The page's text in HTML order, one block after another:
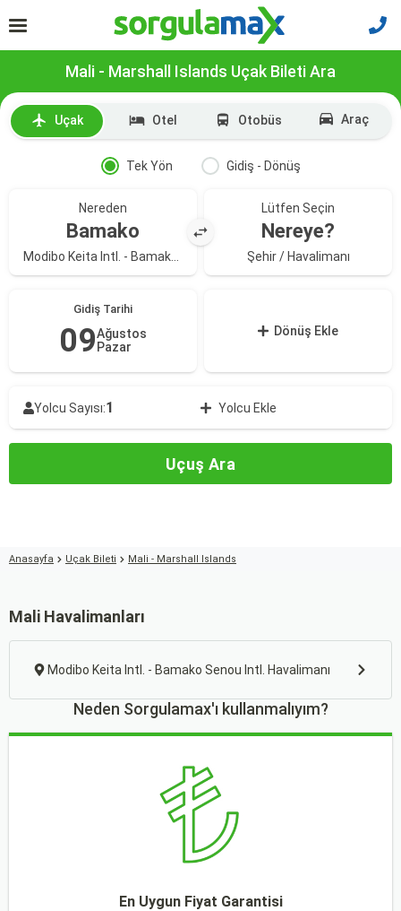
Mali - Marshall Islands Uçak Bileti Ara
Uçak Otel Otobüs Araç
Tek Yön Gidiş - Dönüş
Nereden
Bamako
Lütfen Seçin
Nereye?
Şehir / Havalimanı
Gidiş Tarihi
09Ağustos
Pazar
Dönüş Ekle
Yolcu Sayısı:1 Yolcu Ekle
Uçuş Ara
Anasayfa Uçak Bileti Mali - Marshall Islands
Mali Havalimanları
Modibo Keita Intl. - Bamako Senou Intl. Havalimanı
Neden Sorgulamax'ı kullanmalıyım?
En Uygun Fiyat Garantisi